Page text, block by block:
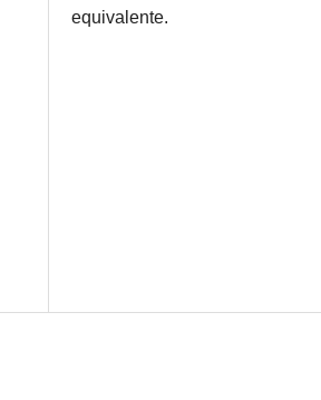
equivalente.